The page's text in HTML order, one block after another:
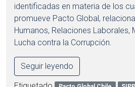
identificadas en materia de los
promueve Pacto Global,
Humanos, Relaciones Laborales,
Lucha contra la Corrupción.
Seguir leyendo